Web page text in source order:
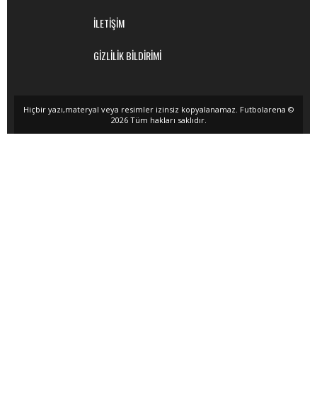
İLETİŞİM
GİZLİLİK BİLDİRİMİ
Hiçbir yazı,materyal veya resimler izinsiz kopyalanamaz. Futbolarena ©
2026 Tüm hakları saklıdır.